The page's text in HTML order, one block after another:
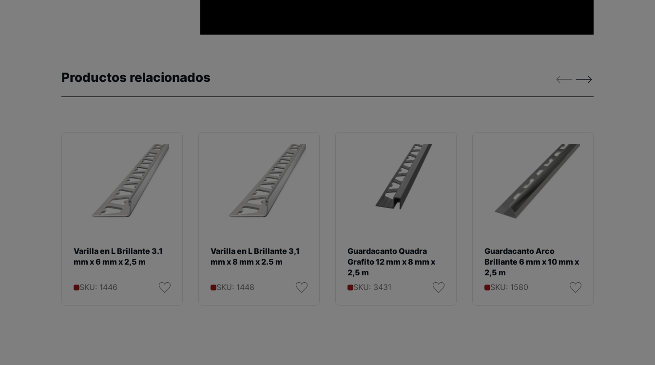
Productos relacionados
Varilla en L Brillante 3.1
mm x 6 mm x 2,5 m
SKU: 1446
Varilla en L Brillante 3,1
mm x 8 mm x 2.5 m
SKU: 1448
Guardacanto Quadra
Grafito 12 mm x 8 mm x
2,5 m
SKU: 3431
Guardacanto Arco
Brillante 6 mm x 10 mm x
2,5 m
SKU: 1580